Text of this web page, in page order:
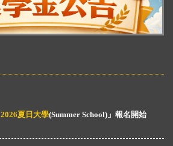
2026夏日大學(Summer School)」 報名開始